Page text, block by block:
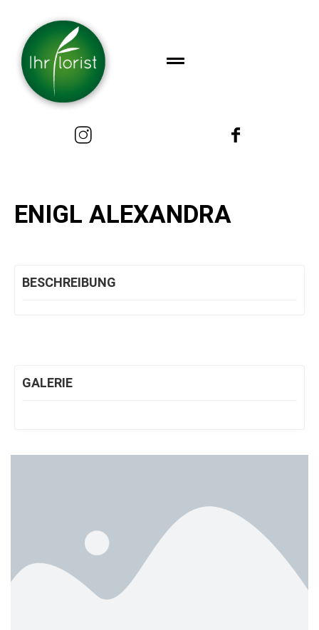
ENIGL ALEXANDRA
BESCHREIBUNG
GALERIE